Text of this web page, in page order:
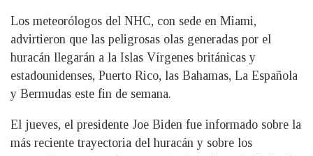
Los meteorólogos del NHC, con sede en Miami,
advirtieron que las peligrosas olas generadas por el
huracán llegarán a la Islas Vírgenes británicas y
estadounidenses, Puerto Rico, las Bahamas, La Española
y Bermudas este fin de semana.
El jueves, el presidente Joe Biden fue informado sobre la
más reciente trayectoria del huracán y sobre los